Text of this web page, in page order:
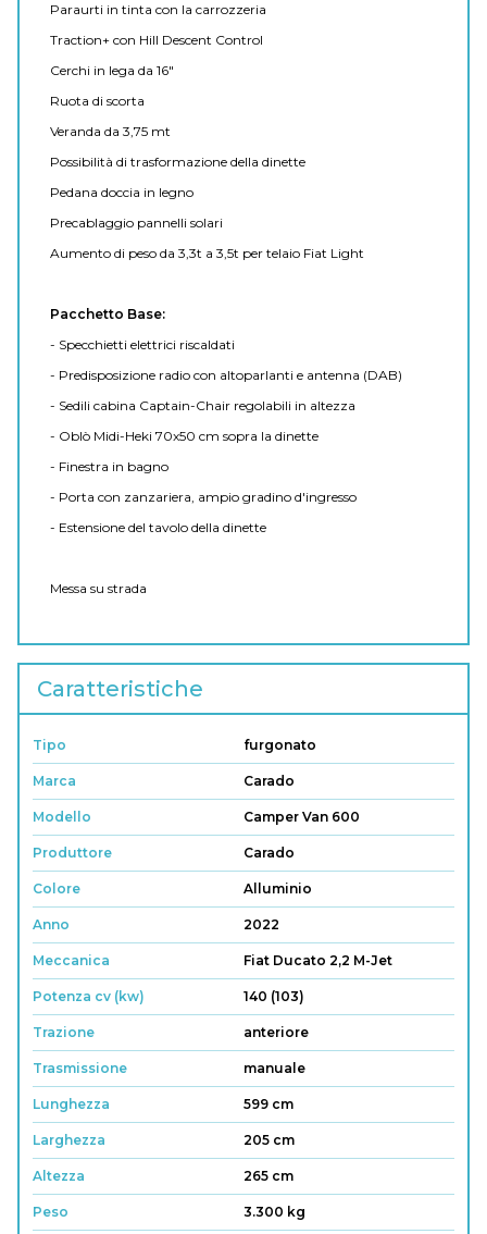
Paraurti in tinta con la carrozzeria
Traction+ con Hill Descent Control
Cerchi in lega da 16"
Ruota di scorta
Veranda da 3,75 mt
Possibilità di trasformazione della dinette
Pedana doccia in legno
Precablaggio pannelli solari
Aumento di peso da 3,3t a 3,5t per telaio Fiat Light
Pacchetto Base:
- Specchietti elettrici riscaldati
- Predisposizione radio con altoparlanti e antenna (DAB)
- Sedili cabina Captain-Chair regolabili in altezza
- Oblò Midi-Heki 70x50 cm sopra la dinette
- Finestra in bagno
- Porta con zanzariera, ampio gradino d'ingresso
- Estensione del tavolo della dinette
Messa su strada
Caratteristiche
Tipo furgonato
Marca Carado
Modello Camper Van 600
Produttore Carado
Colore Alluminio
Anno 2022
Meccanica Fiat Ducato 2,2 M-Jet
Potenza cv (kw) 140 (103)
Trazione anteriore
Trasmissione manuale
Lunghezza 599 cm
Larghezza 205 cm
Altezza 265 cm
Peso 3.300 kg